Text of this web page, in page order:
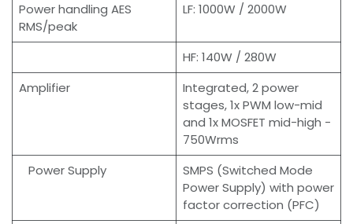
Power handling AES
RMS/peak
LF: 1000W / 2000W
HF: 140W / 280W
Amplifier
Integrated, 2 power
stages, 1x PWM low-mid
and 1x MOSFET mid-high -
750Wrms
Power Supply
SMPS (Switched Mode
Power Supply) with power
factor correction (PFC)